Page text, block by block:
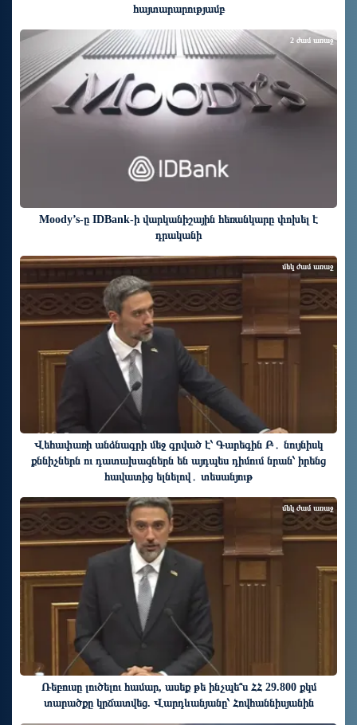
հայտարարությամբ
Moody’s-ը IDBank-ի վարկանիշային հեռանկարը փոխել է
դրականի
2 ժամ առաջ
Վեհափառի անձնագրի մեջ գրված է՝ Գարեգին Բ․ նույնիսկ
քննիչներն ու դատախազներն են այդպես դիմում նրան՝ իրենց
հավատից ելնելով․ տեսանյութ
մեկ ժամ առաջ
Ռեբուսը լուծելու համար, ասեք թե ինչպե՞ս ՀՀ 29.800 քկմ
տարածքը կրճատվեց. Վարդևանյանը՝ Հովհաննիսյանին
մեկ ժամ առաջ